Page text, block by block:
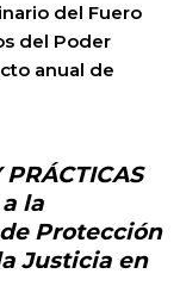
del Fuero
del Poder
anual de
PRÁCTICAS
la
Protección
Justicia en